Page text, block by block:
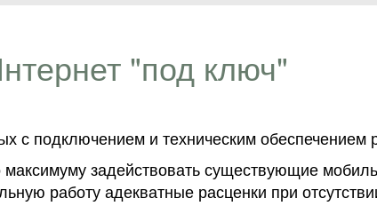
"под ключ"
с подключением и техническим обеспечением
задействовать существующие
работу адекватные расценки при